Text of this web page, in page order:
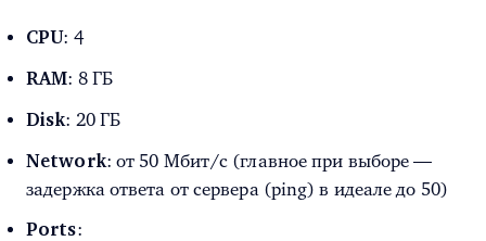
CPU: 4
RAM: 8 ГБ
Disk: 20 ГБ
Network: от 50 Мбит/с (главное при выборе —
задержка ответа от сервера (ping) в идеале до 50)
Ports: